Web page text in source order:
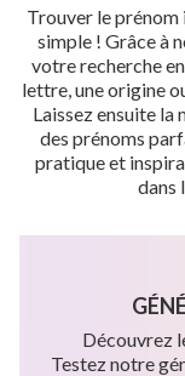
Trouver le prénom
simple ! Grâce à
votre recherche
lettre, une origine
Laissez ensuite la
des prénoms
pratique et
dans
Découvrez
Testez notre